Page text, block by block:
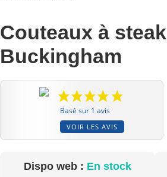
Couteaux à
Buckingham
Basé sur 1 avis
VOIR LES AVIS
Dispo web : En stock